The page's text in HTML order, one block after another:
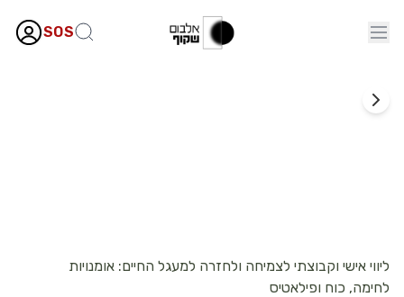
SOS
ליווי אישי וקבוצתי לצמיחה ולחזרה למעגל החיים: אומנויות
לחימה, כוח ופילאטיס